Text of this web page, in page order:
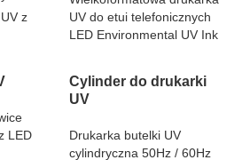
z
UV do etui telefonicznych
LED Environmental UV Ink
LED
Cylinder do drukarki
UV
Drukarka butelki UV
cylindryczna 50Hz / 60Hz